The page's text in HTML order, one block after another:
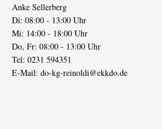
Anke Sellerberg
Di: 08:00 - 13:00 Uhr
Mi: 14:00 - 18:00 Uhr
Do, Fr: 08:00 - 13:00 Uhr
Tel: 0231 594351
E-Mail: do-kg-reinoldi@ekkdo.de